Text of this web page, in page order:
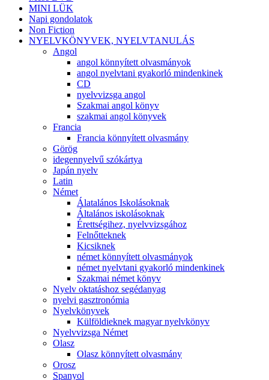
MINI LÜK
Napi gondolatok
Non Fiction
NYELVKÖNYVEK, NYELVTANULÁS
Angol
angol könnyített olvasmányok
angol nyelvtani gyakorló mindenkinek
CD
nyelvvizsga angol
Szakmai angol könyv
szakmai angol könyvek
Francia
Francia könnyített olvasmány
Görög
idegennyelvű szókártya
Japán nyelv
Latin
Német
Álatalános Iskolásoknak
Általános iskolásoknak
Érettségihez, nyelvvizsgához
Felnőtteknek
Kicsiknek
német könnyített olvasmányok
német nyelvtani gyakorló mindenkinek
Szakmai német könyv
Nyelv oktatáshoz segédanyag
nyelvi gasztronómia
Nyelvkönyvek
Külföldieknek magyar nyelvkönyv
Nyelvvizsga Német
Olasz
Olasz könnyített olvasmány
Orosz
Spanyol